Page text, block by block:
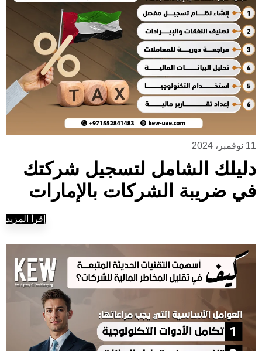
11 نوفمبر، 2024
دليلك الشامل لتسجيل شركتك
في ضريبة الشركات بالإمارات
إقرأ المزيد